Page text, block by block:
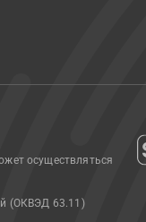
осуществляться
(ОКВЭД 63.11)